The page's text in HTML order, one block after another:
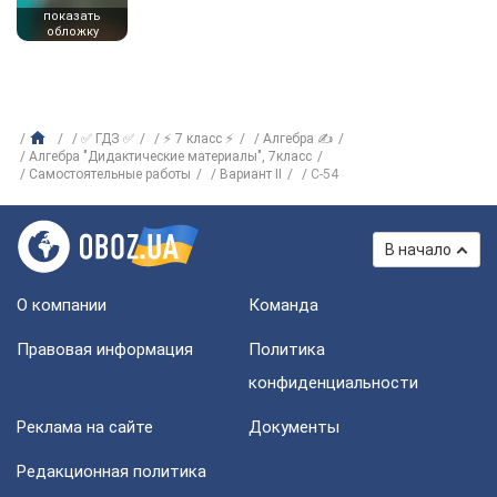
показать
обложку
✅ ГДЗ ✅ ⚡ 7 класс ⚡
Алгебра ✍
Алгебра "Дидактические материалы", 7класс
Самостоятельные работы
Вариант II С-54
В начало
О компании Команда
Правовая информация
Политика
конфиденциальности
Реклама на сайте Документы
Редакционная политика